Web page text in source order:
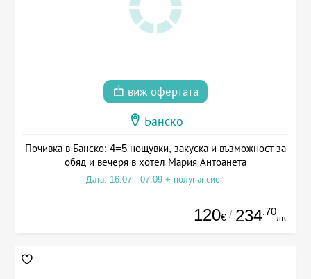
виж офертата
Банско
Почивка в Банско: 4=5 нощувки, закуска и възможност за
обяд и вечеря в хотел Мария Антоанета
Дата: 16.07 - 07.09 + полупансион
120€ / 234.70
лв.